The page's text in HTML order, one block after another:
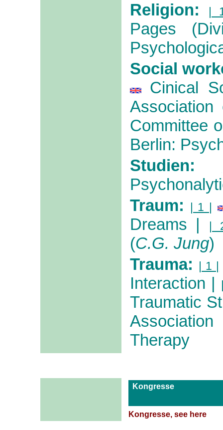
Religion:
|
Pages
Social
Cinical
Committee
Berlin:
Studien:
Traum:
| 1 |
Dreams | |
(C.G. Jung)
Trauma:
| 1 |
Interaction |
Traumatic
Therapy
Kongresse
Kongresse, see here